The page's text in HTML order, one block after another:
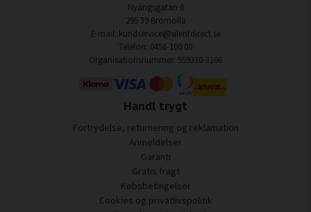
Nyängsgatan 6
295 39 Bromölla
E-mail: kundservice@silentdirect.se
Telefon: 0456-100 00
Organisationsnummer: 559330-3166
Handl trygt
Fortrydelse, returnering og reklamation
Anmeldelser
Garanti
Gratis fragt
Købsbetingelser
Cookies og privatlivspolitik